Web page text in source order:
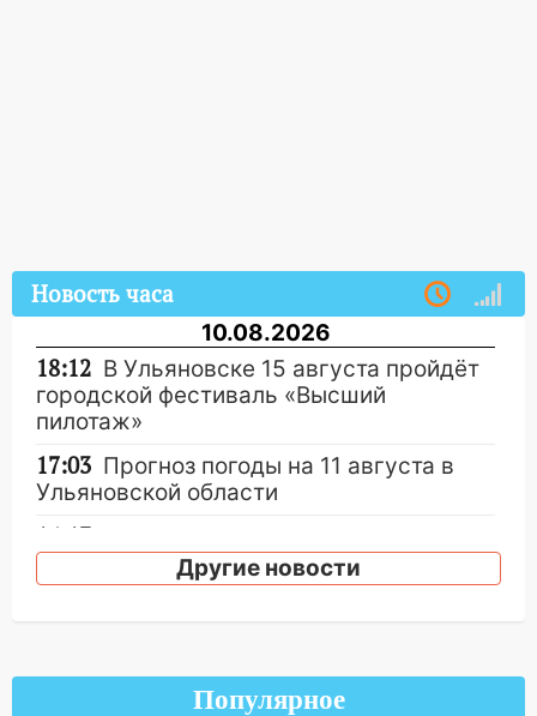
Новость часа
10.08.2026
18:12 В Ульяновске 15 августа пройдёт
городской фестиваль «Высший
пилотаж»
17:03 Прогноз погоды на 11 августа в
Ульяновской области
16:13
дальнобойщика привел к жесткой
аварии с пострадавшей в
предстанут 24 участника криминальной
Другие новости
Популярное